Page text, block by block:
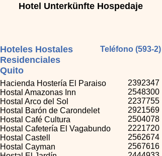
Hotel Unterkünfte Hospedaje
Hacienda Hostería El Paraiso
Hostal Amazonas Inn
Hostal Arco del Sol
Hostal Barón de Carondelet
Hostal Café Cultura
Hostal Cafetería El Vagabundo
Hostal Castell
Hostal Cayman
Hoteles Hostales
Residenciales
Quito
Teléfono (593-2)
2392347
2548300
2237755
2921569
2504078
2221720
2562674
2567616